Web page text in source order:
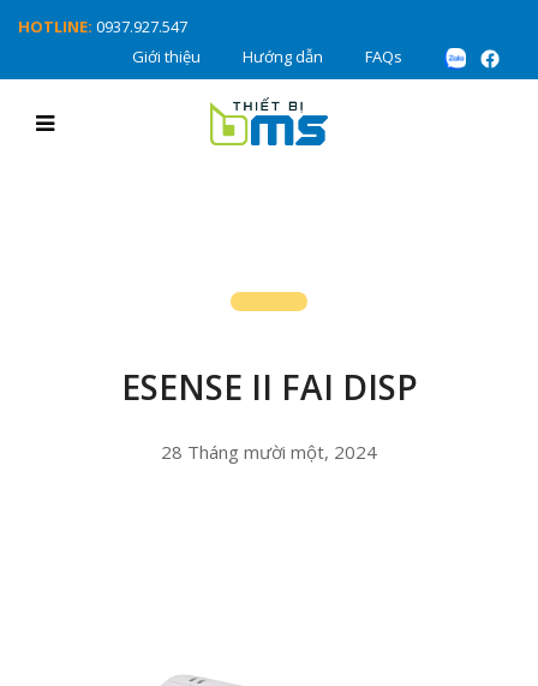
HOTLINE: 0937.927.547
Giới thiệu
Hướng dẫn FAQs
ESENSE II FAI DISP
28 Tháng mười một, 2024